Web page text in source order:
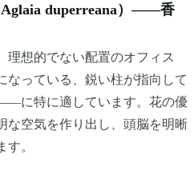
Aglaia duperreana）——香
理想的でない配置のオフィス
っている、鋭い柱が指向して
に特に適しています。花の優
な空気を作り出し、頭脳を明晰
。